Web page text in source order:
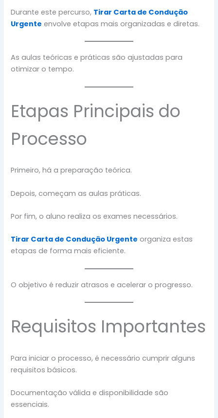
Durante este percurso, Tirar Carta de Condução
Urgente envolve etapas mais organizadas e diretas.
As aulas teóricas e práticas são ajustadas para
otimizar o tempo.
Etapas Principais do
Processo
Primeiro, há a preparação teórica.
Depois, começam as aulas práticas.
Por fim, o aluno realiza os exames necessários.
Tirar Carta de Condução Urgente organiza estas
etapas de forma mais eficiente.
O objetivo é reduzir atrasos e acelerar o progresso.
Requisitos Importantes
Para iniciar o processo, é necessário cumprir alguns
requisitos básicos.
Documentação válida e disponibilidade são
essenciais.